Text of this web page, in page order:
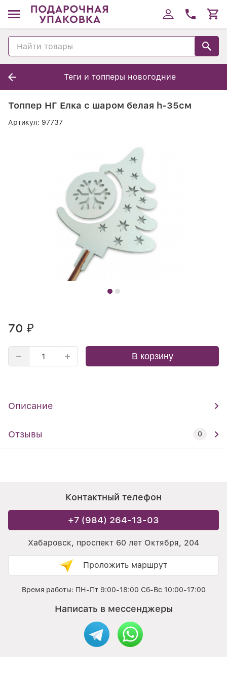
Теги и топперы новогодние
Топпер НГ Елка с шаром белая h-35см
Артикул: 97737
70 ₽
В корзину
Описание
Отзывы 0
Контактный телефон
+7 (984) 264-13-03
Хабаровск, проспект 60 лет Октября, 204
Проложить маршрут
Время работы: ПН-Пт 9:00-18:00 Сб-Вс 10:00-17:00
Написать в мессенджеры